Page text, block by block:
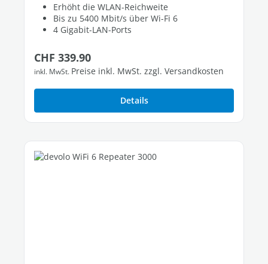
Erhöht die WLAN-Reichweite
Bis zu 5400 Mbit/s über Wi-Fi 6
4 Gigabit-LAN-Ports
Regulärer Preis:
CHF 339.90
inkl. MwSt. Preise inkl. MwSt. zzgl. Versandkosten
Details